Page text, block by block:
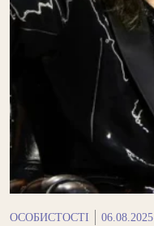
ОСОБИСТОСТІ 06.08.2025